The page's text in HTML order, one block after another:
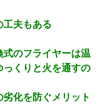
工夫もある
のフライヤーは温
っくりと火を通すの
化を防ぐメリット